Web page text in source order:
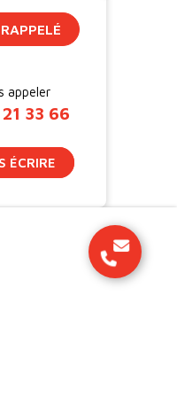
appeler
33 66
ÉCRIRE